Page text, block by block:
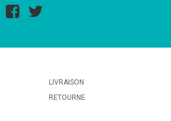
LIVRAISON
RETOURNE